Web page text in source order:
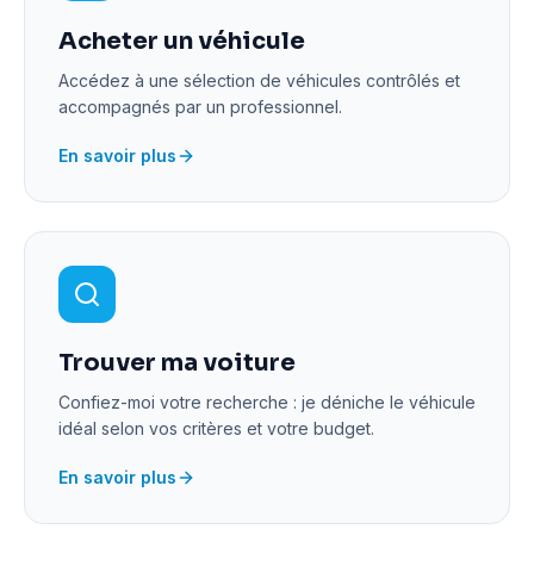
Acheter un véhicule
Accédez à une sélection de véhicules contrôlés et
accompagnés par un professionnel.
En savoir plus
Trouver ma voiture
Confiez-moi votre recherche : je déniche le véhicule
idéal selon vos critères et votre budget.
En savoir plus